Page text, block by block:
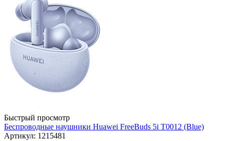
Быстрый просмотр
Беспроводные наушники Huawei FreeBuds 5i T0012 (Blue)
Артикул: 1215481